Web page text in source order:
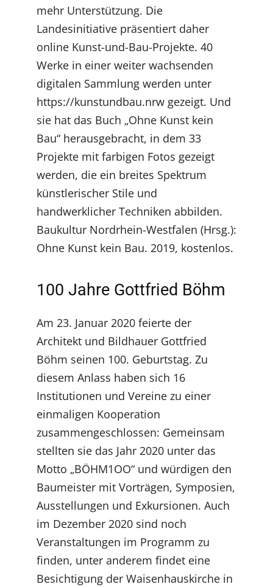
mehr Unterstützung. Die
Landesinitiative präsentiert daher
online Kunst-und-Bau-Projekte. 40
Werke in einer weiter wachsenden
digitalen Sammlung werden unter
https://kunstundbau.nrw gezeigt. Und
sie hat das Buch „Ohne Kunst kein
Bau“ herausgebracht, in dem 33
Projekte mit farbigen Fotos gezeigt
werden, die ein breites Spektrum
künstlerischer Stile und
handwerklicher Techniken abbilden.
Baukultur Nordrhein-Westfalen (Hrsg.):
Ohne Kunst kein Bau. 2019, kostenlos.
100 Jahre Gottfried Böhm
Am 23. Januar 2020 feierte der
Architekt und Bildhauer Gottfried
Böhm seinen 100. Geburtstag. Zu
diesem Anlass haben sich 16
Institutionen und Vereine zu einer
einmaligen Kooperation
zusammengeschlossen: Gemeinsam
stellten sie das Jahr 2020 unter das
Motto „BÖHM1OO“ und würdigen den
Baumeister mit Vorträgen, Symposien,
Ausstellungen und Exkursionen. Auch
im Dezember 2020 sind noch
Veranstaltungen im Programm zu
finden, unter anderem findet eine
Besichtigung der Waisenhauskirche in